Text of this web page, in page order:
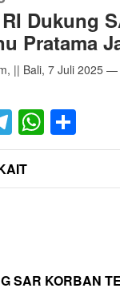
Dukung
Pratama
|| Bali, 7 Juli 2025
Telegram
SAR KORBAN